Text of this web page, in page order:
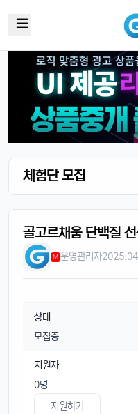
체험단 모집
골고르채움 단백질
M 운영관리자
상태
모집중
지원자
0명
지원하기